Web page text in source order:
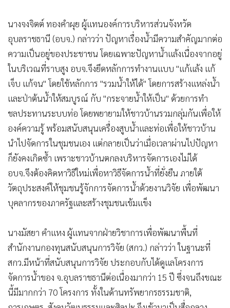
นางจงจิตต์ ทองคำผุย ผู้แทนองค์การบริหารส่วนจังหวัด
อุบลราชธานี (อบจ.) กล่าวว่า ปัญหาเรื่องน้ำมีความสำคัญมากต่อ
ความเป็นอยู่ของประชาชน โดยเฉพาะปัญหาน้ำแล้งเนื่องจากอยู่
ในบริเวณที่ราบสูง อบจ.จึงยึดหลักการทำงานแบบ "แก้แล้ง แก้
เจ็บ แก้จน" โดยใช้หลักการ "รวมน้ำให้ได้" โดยการสร้างแหล่งน้ำ
และป่าต้นน้ำให้สมบูรณ์ กับ "กระจายน้ำให้เป็น" ด้วยการทำ
ชลประทานระบบท่อ โดยพยายามให้ชาวบ้านรวมกลุ่มกันเพื่อให้
องค์ความรู้ พร้อมสนับสนุนเครื่องสูบน้ำและท่อเพื่อให้ชาวบ้าน
นำไปจัดการในชุมชนเอง แต่กลายเป็นว่าเมื่อเวลาผ่านไปปัญหา
ก็ยังคงเกิดซ้ำ เพราะชาวบ้านตกลงบริหารจัดการเองไม่ได้
อบจ.จึงต้องคิดหาวิธีใหม่เพื่อหาวิธีจัดการน้ำที่ยั่งยืน ภายใต้
วัตถุประสงค์ให้ชุมชนรู้จักการจัดการน้ำด้วยงานวิจัย เพื่อพัฒนา
บุคลากรของภาครัฐและสร้างชุมชนเข้มแข็ง
นางมัสยา คำแหง ผู้แทนจากฝ่ายวิชาการเพื่อพัฒนาพื้นที่
สำนักงานกองทุนสนับสนุนการวิจัย (สกว.) กล่าวว่า ในฐานะที่
สกว.มีหน้าที่สนับสนุนการวิจัย ประกอบกับได้ดูแลโครงการ
จัดการน้ำของ จ.อุบลราชธานีต่อเนื่องมากว่า 15 ปี ซึ่งจนถึงขณะ
นี้มีมากกว่า 70 โครงการ ทั้งในด้านทรัพยากรธรรมชาติ,